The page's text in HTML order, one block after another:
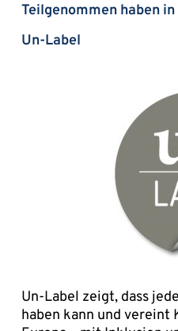
Teilgenommen haben
Un-Label
Un-Label zeigt, dass
haben kann und vereint